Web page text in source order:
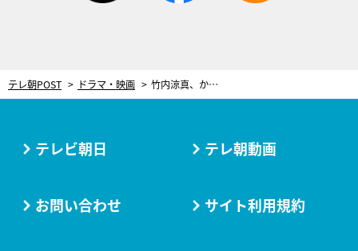
テレ朝POST ドラマ・映画 竹内涼真、から揚げランキング当てに挑戦！負けたら恐ろしい罰ゲームが…『ウラ六本木クラス』
テレビ朝日 テレ朝動画
お問い合わせ サイト利用規約